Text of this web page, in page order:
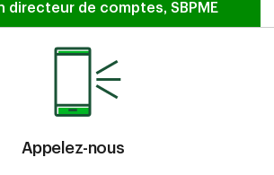
avec un directeur de comptes
directeur de comptes, SBPME
Appelez-nous